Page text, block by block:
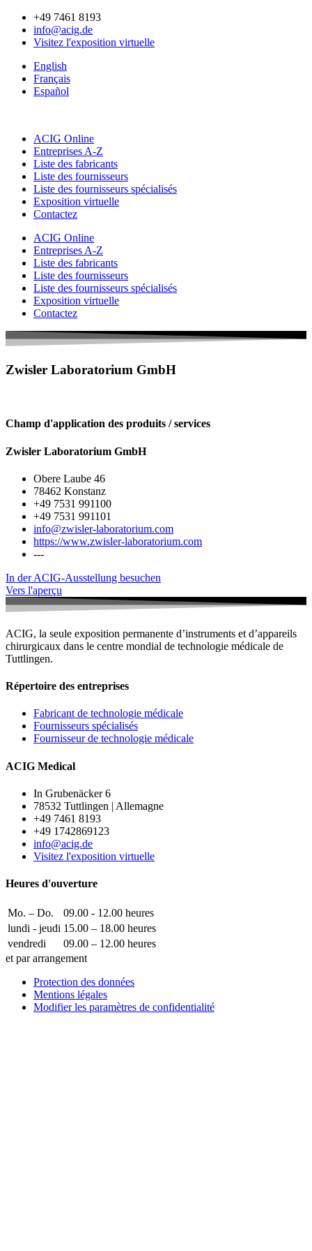
Aller
contenu
+49 7461 8193
info@acig.de
Visitez l'exposition virtuelle
English
Français
Español
ACIG Online
Entreprises A-Z
Liste des fabricants
Liste des fournisseurs
Liste des fournisseurs spécialisés
Exposition virtuelle
Contactez
ACIG Online
Entreprises A-Z
Liste des fabricants
Liste des fournisseurs
Liste des fournisseurs spécialisés
Exposition virtuelle
Contactez
Zwisler Laboratorium GmbH
Champ d'application des produits / services
Zwisler Laboratorium GmbH
Obere Laube 46
78462 Konstanz
+49 7531 991100
+49 7531 991101
info@zwisler-laboratorium.com
https://www.zwisler-laboratorium.com
---
In der ACIG-Ausstellung besuchen
Vers l'aperçu
ACIG, la seule exposition permanente d’instruments et d’appareils
chirurgicaux dans le centre mondial de technologie médicale de
Tuttlingen.
Répertoire des entreprises
Fabricant de technologie médicale
Fournisseurs spécialisés
Fournisseur de technologie médicale
ACIG Medical
In Grubenäcker 6
78532 Tuttlingen | Allemagne
+49 7461 8193
+49 1742869123
info@acig.de
Visitez l'exposition virtuelle
Heures d'ouverture
Mo. – Do.
09.00 - 12.00 heures
lundi - jeudi 15.00 – 18.00 heures
vendredi
09.00 – 12.00 heures
et par arrangement
Protection des données
Mentions légales
Modifier les paramètres de confidentialité